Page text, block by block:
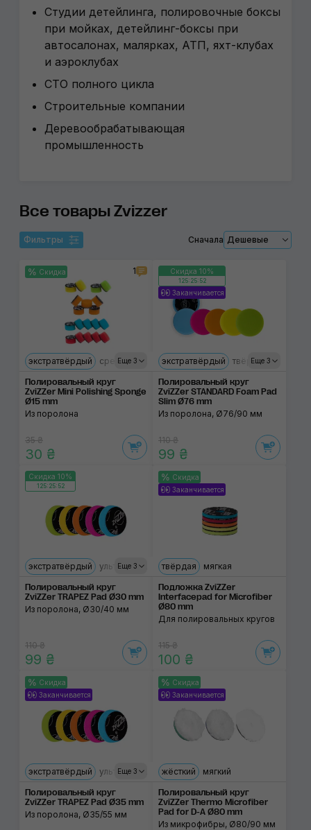
Студии детейлинга, полировочные боксы
при мойках, детейлинг-боксы при
автосалонах, малярках, АТП, яхт-клубах
и аэроклубах
СТО полного цикла
Строительные компании
Деревообрабатывающая
промышленность
Все товары Zvizzer
Фильтры Сначала Дешевые
Скидка 1
Еще 3
экстратвёрдый средний ультрамягкий твёрдый мягкий
Полировальный круг
ZviZZer Mini Polishing Sponge
Ø15 mm
Из поролона
35 ₴
30 ₴
Скидка 10%
125:25:52
Заканчивается
Еще 3
экстратвёрдый твёрдый мягкий
Полировальный круг
ZviZZer STANDARD Foam Pad
Slim Ø76 mm
Из поролона, Ø76/90 мм
110 ₴
99 ₴
Скидка 10%
125:25:52
Еще 3
экстратвёрдый ультрамягкий твёрдый твердий
Полировальный круг
ZviZZer TRAPEZ Pad Ø30 mm
Из поролона, Ø30/40 мм
110 ₴
99 ₴
Скидка
Заканчивается
твёрдая мягкая
Подложка ZviZZer
Interfacepad for Microfiber
Ø80 mm
Для полировальных кругов
115 ₴
100 ₴
Скидка
Заканчивается
Еще 3
экстратвёрдый ультрамягкий твёрдый твердий
Полировальный круг
ZviZZer TRAPEZ Pad Ø35 mm
Из поролона, Ø35/55 мм
Скидка
Заканчивается
жёсткий мягкий
Полировальный круг
ZviZZer Thermo Microfiber
Pad for D-A Ø80 mm
Из микрофибры, Ø80/90 мм